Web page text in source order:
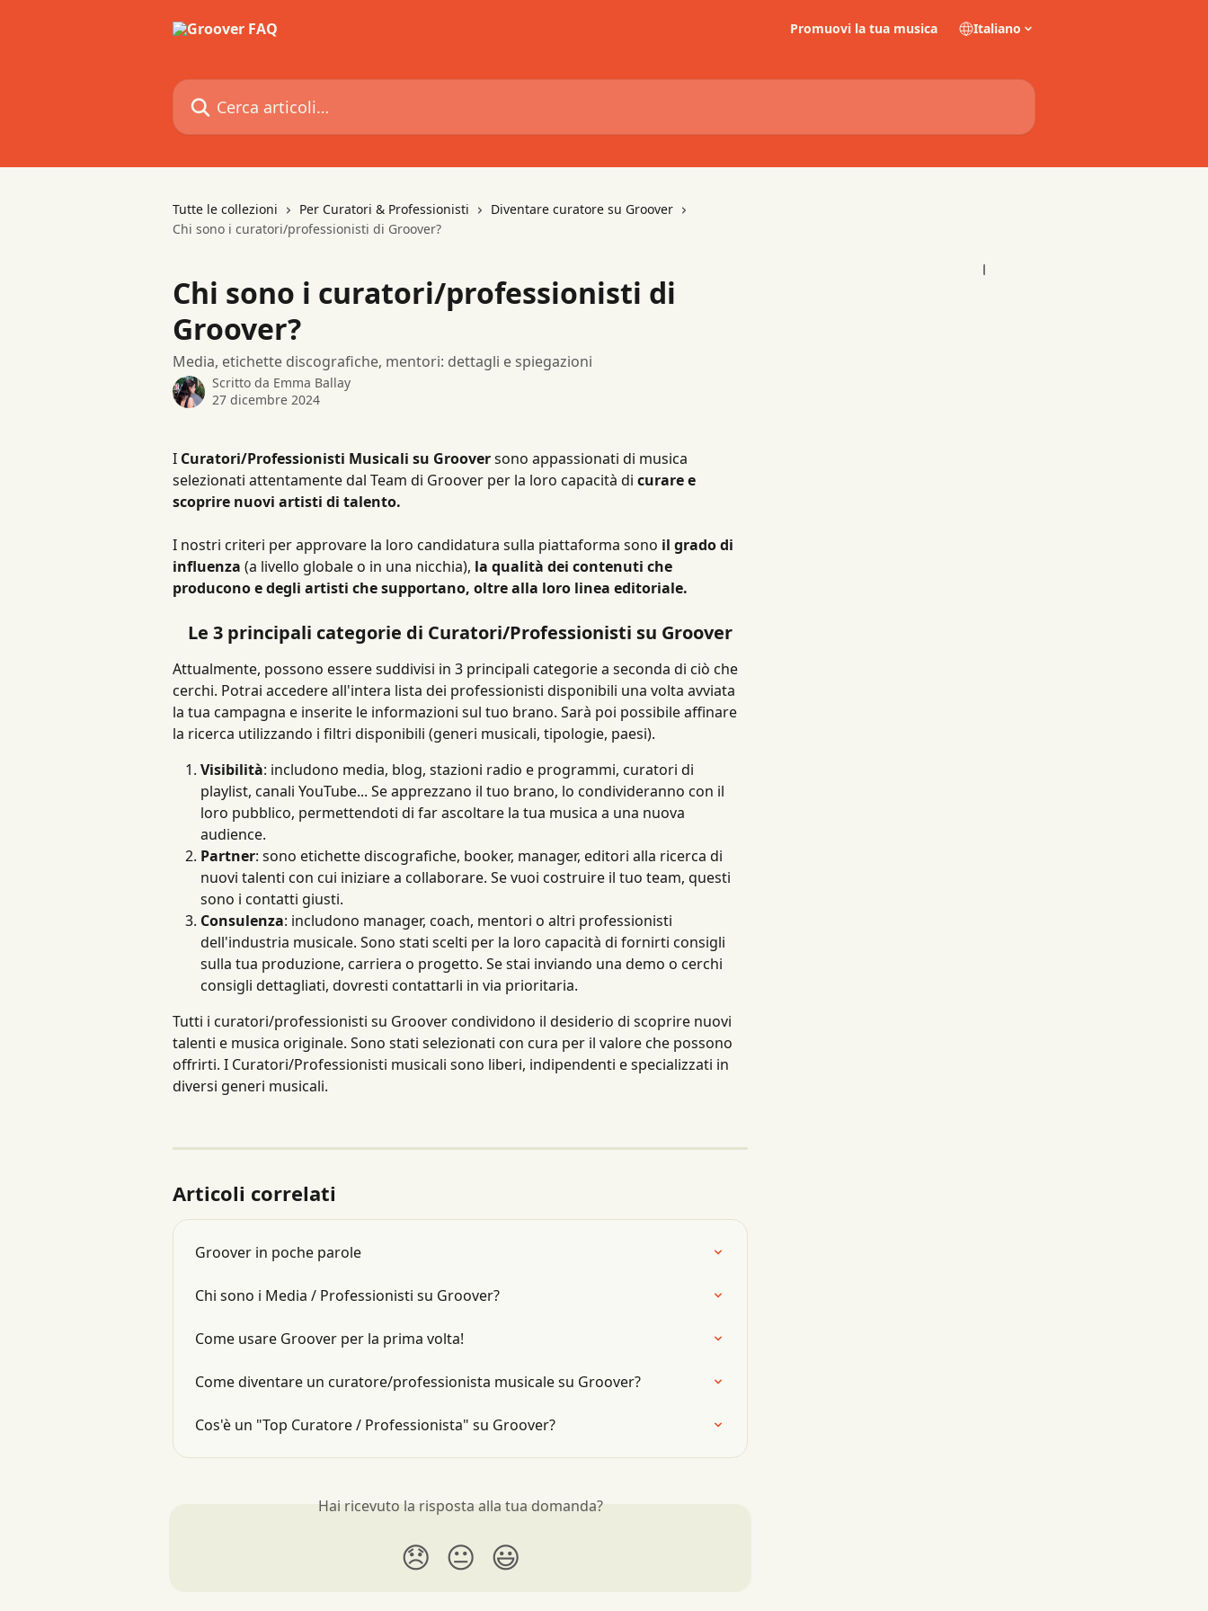
Promuovi la tua musica Italiano
Cerca articoli…
Tutte le collezioni Per Curatori & Professionisti
Diventare curatore su Groover
Chi sono i curatori/professionisti di Groover?
Chi sono i curatori/professionisti di
Groover?
Media, etichette discografiche, mentori: dettagli e spiegazioni
Scritto da Emma Ballay
27 dicembre 2024
I Curatori/Professionisti Musicali su Groover sono appassionati di musica
selezionati attentamente dal Team di Groover per la loro capacità di curare e
scoprire nuovi artisti di talento.
I nostri criteri per approvare la loro candidatura sulla piattaforma sono il grado di
influenza (a livello globale o in una nicchia), la qualità dei contenuti che
producono e degli artisti che supportano, oltre alla loro linea editoriale.
Le 3 principali categorie di Curatori/Professionisti su Groover
Attualmente, possono essere suddivisi in 3 principali categorie a seconda di ciò che
cerchi. Potrai accedere all'intera lista dei professionisti disponibili una volta avviata
la tua campagna e inserite le informazioni sul tuo brano. Sarà poi possibile affinare
la ricerca utilizzando i filtri disponibili (generi musicali, tipologie, paesi).
Visibilità: includono media, blog, stazioni radio e programmi, curatori di
playlist, canali YouTube... Se apprezzano il tuo brano, lo condivideranno con il
loro pubblico, permettendoti di far ascoltare la tua musica a una nuova
audience.
Partner: sono etichette discografiche, booker, manager, editori alla ricerca di
nuovi talenti con cui iniziare a collaborare. Se vuoi costruire il tuo team, questi
sono i contatti giusti.
Consulenza: includono manager, coach, mentori o altri professionisti
dell'industria musicale. Sono stati scelti per la loro capacità di fornirti consigli
sulla tua produzione, carriera o progetto. Se stai inviando una demo o cerchi
consigli dettagliati, dovresti contattarli in via prioritaria.
Tutti i curatori/professionisti su Groover condividono il desiderio di scoprire nuovi
talenti e musica originale. Sono stati selezionati con cura per il valore che possono
offrirti. I Curatori/Professionisti musicali sono liberi, indipendenti e specializzati in
diversi generi musicali.
Articoli correlati
Groover in poche parole
Chi sono i Media / Professionisti su Groover?
Come usare Groover per la prima volta!
Come diventare un curatore/professionista musicale su Groover?
Cos'è un "Top Curatore / Professionista" su Groover?
Hai ricevuto la risposta alla tua domanda?
😞 😐 😃